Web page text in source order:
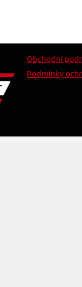
Obchodní
Podmínky